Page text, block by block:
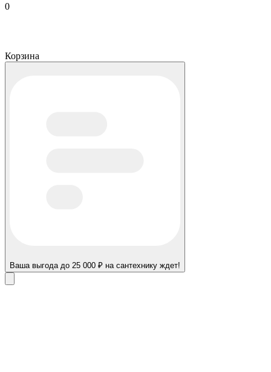
0
Корзина
Ваша выгода до 25 000 ₽ на сантехнику ждет!